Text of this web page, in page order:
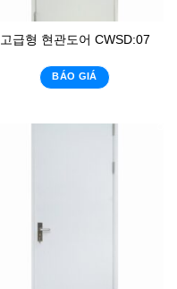
고급형 현관도어 CWSD:07
BÁO GIÁ